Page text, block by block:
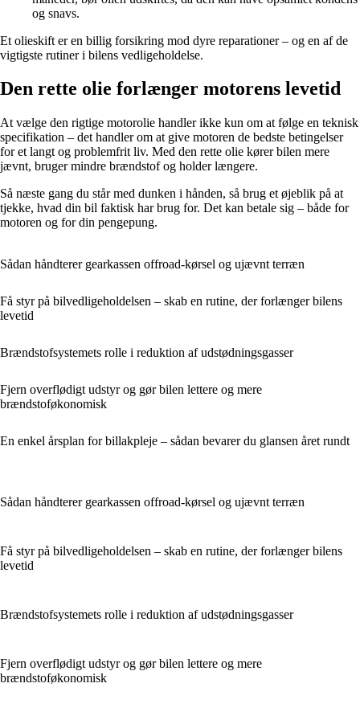
og snavs.
Et olieskift er en billig forsikring mod dyre reparationer – og en af de
vigtigste rutiner i bilens vedligeholdelse.
Den rette olie forlænger motorens levetid
At vælge den rigtige motorolie handler ikke kun om at følge en teknisk
specifikation – det handler om at give motoren de bedste betingelser
for et langt og problemfrit liv. Med den rette olie kører bilen mere
jævnt, bruger mindre brændstof og holder længere.
Så næste gang du står med dunken i hånden, så brug et øjeblik på at
tjekke, hvad din bil faktisk har brug for. Det kan betale sig – både for
motoren og for din pengepung.
Sådan håndterer gearkassen offroad-kørsel og ujævnt terræn
Få styr på bilvedligeholdelsen – skab en rutine, der forlænger bilens
levetid
Brændstofsystemets rolle i reduktion af udstødningsgasser
Fjern overflødigt udstyr og gør bilen lettere og mere
brændstoføkonomisk
En enkel årsplan for billakpleje – sådan bevarer du glansen året rundt
Sådan håndterer gearkassen offroad-kørsel og ujævnt terræn
Få styr på bilvedligeholdelsen – skab en rutine, der forlænger bilens
levetid
Brændstofsystemets rolle i reduktion af udstødningsgasser
Fjern overflødigt udstyr og gør bilen lettere og mere
brændstoføkonomisk